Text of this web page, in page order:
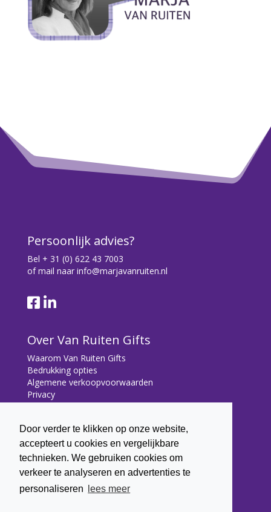
Door verder te klikken op onze website,
accepteert u cookies en vergelijkbare
technieken. We gebruiken cookies om
verkeer te analyseren en advertenties te
personaliseren
lees meer
Persoonlijk advies?
Bel + 31 (0) 622 43 7003
of mail naar info@marjavanruiten.nl
Over Van Ruiten Gifts
Waarom Van Ruiten Gifts
Bedrukking opties
Algemene verkoopvoorwaarden
Privacy
Contact
Bryonialaan 5
3233 VA Oostvoorne
+31 (0) 6 22 43 7003
info@marjavanruiten.nl